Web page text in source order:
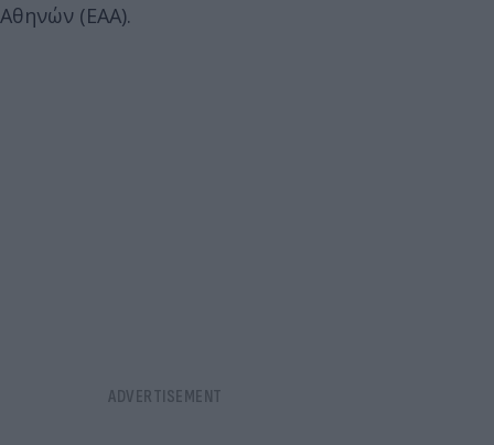
Αθηνών (ΕΑΑ).